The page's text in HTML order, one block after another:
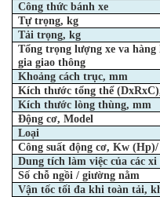
Công thức bánh xe
Tự trọng, kg
Tải trọng, kg
Tổng trọng lượng xe va
giagiao thông
Khoảng cách trục, mm
Kích thước tổng thể
Kích thước lòng thùng, mm
Động cơ, Model
Loại
Công suất động cơ, Kw
Dung tích làm việc của các
Số chỗ ngồi / giường nằm
Vận tốc tối đa khi toàn tải,